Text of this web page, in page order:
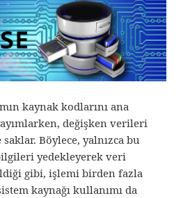
kaynak kodlarını ana
değişken verileri
Böylece, yalnızca bu
yedekleyerek veri
gibi, işlemi birden fazla
kaynağı kullanımı da